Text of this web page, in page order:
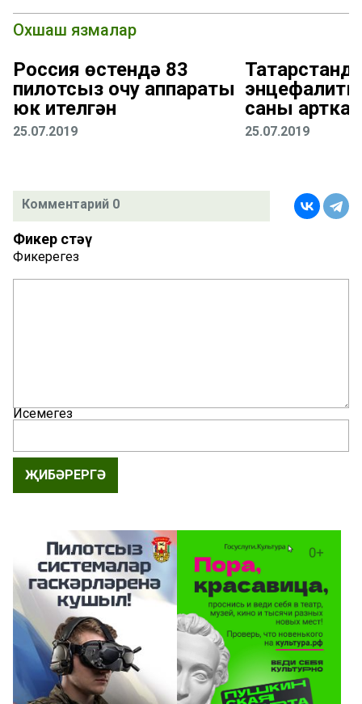
Охшаш язмалар
Россия өстендә 83
пилотсыз очу аппараты
юк ителгән
25.07.2019
саны арткан
25.07.2019
Комментарий 0
Фикер өстәү
Фикерегез
Исемегез
ҖИБӘРЕРГӘ